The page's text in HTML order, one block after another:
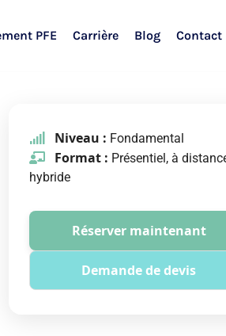
PFE Carrière Blog Contact
Niveau : Fondamental
Format : Présentiel, à
hybride
Réserver maintenant
Demande de devis